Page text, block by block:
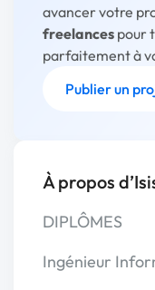
avancer votre
freelances pour
parfaitement à
Publier un
À propos
DIPLÔMES
Ingénieur